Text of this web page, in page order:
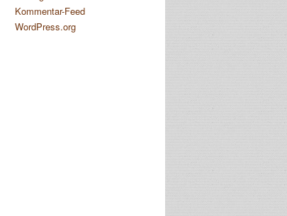
Kommentar-Feed
WordPress.org